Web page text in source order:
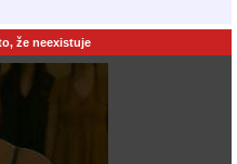
že neexistuje